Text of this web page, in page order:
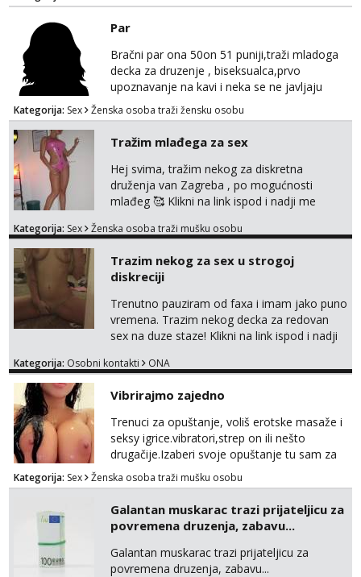
Par
Bračni par ona 50on 51 puniji,traži mladoga
decka za druzenje , biseksualca,prvo
upoznavanje na kavi i neka se ne javljaju
stariji od 30 godina
Kategorija: Sex Ženska osoba traži žensku osobu
Tražim mlađega za sex
Hej svima, tražim nekog za diskretna
druženja van Zagreba , po mogućnosti
mlađeg 🥰 Klikni na link ispod i nadji me
Kategorija: Sex Ženska osoba traži mušku osobu
Trazim nekog za sex u strogoj
diskreciji
Trenutno pauziram od faxa i imam jako puno
vremena. Trazim nekog decka za redovan
sex na duze staze! Klikni na link ispod i nadji
Kategorija: Osobni kontakti ONA
Vibrirajmo zajedno
Trenuci za opuštanje, voliš erotske masaže i
seksy igrice.vibratori,strep on ili nešto
drugačije.Izaberi svoje opuštanje tu sam za
tebe.sve info na mob 095/762-8147
Kategorija: Sex Ženska osoba traži mušku osobu
Galantan muskarac trazi prijateljicu za
povremena druzenja, zabavu...
Galantan muskarac trazi prijateljicu za
povremena druzenja, zabavu...